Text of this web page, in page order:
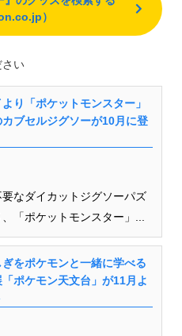
）
い
り「ポケットモンスター」
ブセルジグソーが10月に登
なダイカットジグソーパズ
「ポケットモンスター」...
をポケモンと一緒に学べる
ポケモン天文台」が11月よ